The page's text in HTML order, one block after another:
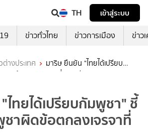
TH
เข้าสู่ระบบ
ข่าวทั่วไทย ข่าวการเมือง ข่าว
ต่างประเทศ
มาริษ ยืนยัน "ไทยได้เปรียบ
ดข้อตกลงเจรจาที่มาเลเซีย
ทยได้เปรียบกัมพูชา" ชี้
าผิดข้อตกลงเจรจาที่